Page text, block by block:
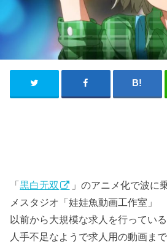
「黒白无双
」のアニメ化で波に
メスタジオ「娃娃魚動画工作室」
以前から大規模な求人を行ってい
人手不足なようで求人用の動画ま